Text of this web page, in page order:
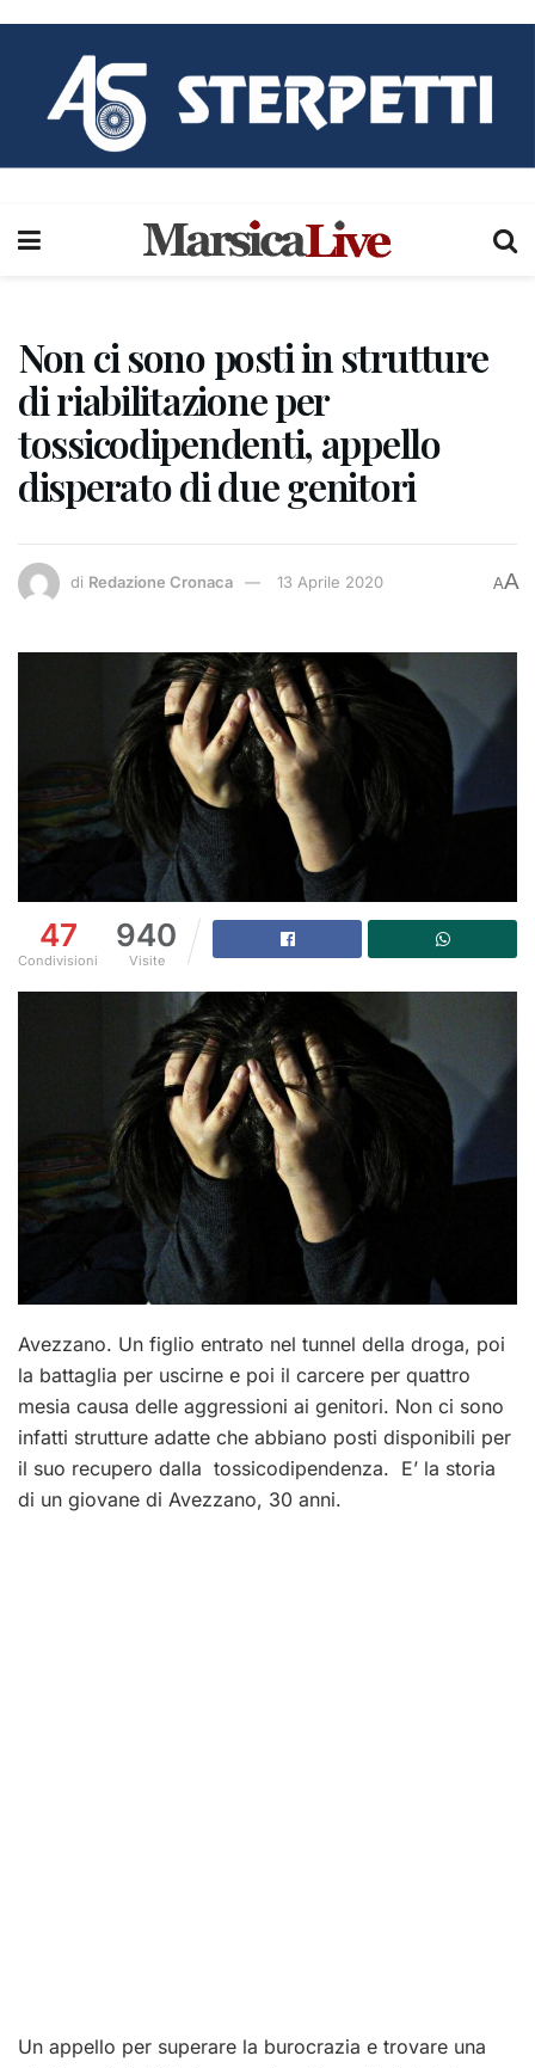
Non ci sono posti in strutture
di riabilitazione per
tossicodipendenti, appello
disperato di due genitori
di Redazione Cronaca 13 Aprile 2020 AA
47
Condivisioni
940
Visite
Avezzano. Un figlio entrato nel tunnel della droga, poi
la battaglia per uscirne e poi il carcere per quattro
mesia causa delle aggressioni ai genitori. Non ci sono
infatti strutture adatte che abbiano posti disponibili per
il suo recupero dalla tossicodipendenza. E’ la storia
di un giovane di Avezzano, 30 anni.
Un appello per superare la burocrazia e trovare una